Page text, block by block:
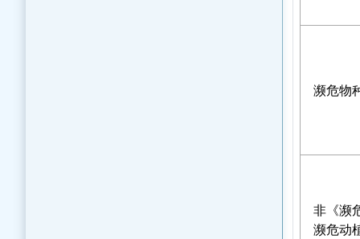
濒危物
非《濒
濒危动